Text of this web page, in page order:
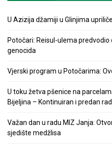
U Azizija džamiji u Glinjima
Potočari: Reisul-ulema
genocida
Vjerski program u Potočarima:
U toku žetva pšenice na
Bijeljina – Kontinuiran i predan
Važan dan u radu MIZ Janja:
sjedište medžlisa